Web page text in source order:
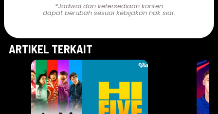
*Jadwal dan ketersediaan konten
dapat berubah sesuai kebijakan hak siar.
ARTIKEL TERKAIT